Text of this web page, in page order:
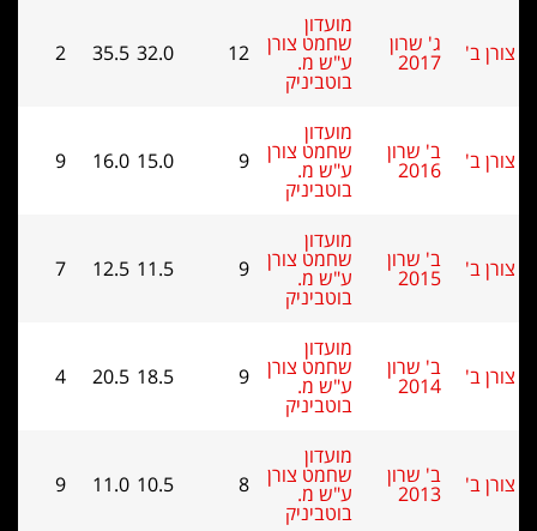
ג' שרון
2017
שחמט צורן
ע"ש מ.
בוטביניק
12
32.0
35.5
2
ב' שרון
2016
שחמט צורן
ע"ש מ.
בוטביניק
9
15.0
16.0
9
ב' שרון
2015
שחמט צורן
ע"ש מ.
בוטביניק
9
11.5
12.5
7
ב' שרון
2014
שחמט צורן
ע"ש מ.
בוטביניק
9
18.5
20.5
4
ב' שרון
2013
שחמט צורן
ע"ש מ.
בוטביניק
8
10.5
11.0
9